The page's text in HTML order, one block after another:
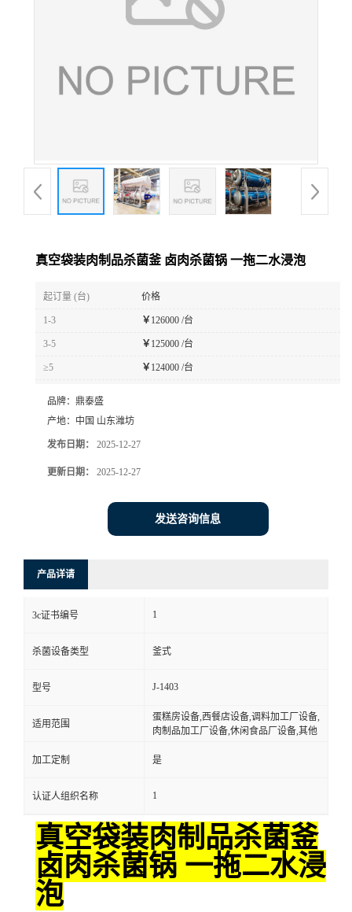
真空袋装肉制品杀菌釜 卤肉杀菌锅 一拖二水浸泡
起订量 (台) 价格
1-3 ￥ 126000 /台
3-5 ￥ 125000 /台
≥5 ￥ 124000 /台
品牌： 鼎泰盛
产地： 中国 山东潍坊
发布日期： 2025-12-27
更新日期： 2025-12-27
发送咨询信息
产品详请
3c证书编号 1
杀菌设备类型 釜式
型号 J-1403
适用范围
蛋糕房设备,西餐店设备,调料加工厂设备,
肉制品加工厂设备,休闲食品厂设备,其他
加工定制 是
认证人组织名称 1
真空袋装肉制品杀菌釜
卤肉杀菌锅 一拖二水浸
泡